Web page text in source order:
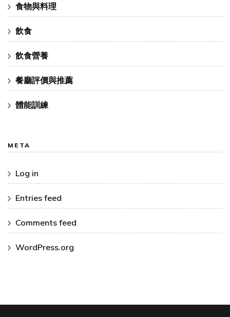
食物與料理
飲食
飲食營養
餐廳評價與推薦
體能訓練
META
Log in
Entries feed
Comments feed
WordPress.org